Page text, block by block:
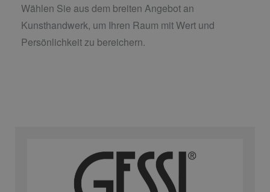
Wählen Sie aus dem breiten Angebot an
Kunsthandwerk, um Ihren Raum mit Wert und
Persönlichkeit zu bereichern.